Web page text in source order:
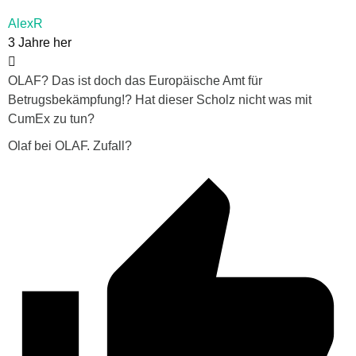
AlexR
3 Jahre her
OLAF? Das ist doch das Europäische Amt für
Betrugsbekämpfung!? Hat dieser Scholz nicht was mit
CumEx zu tun?
Olaf bei OLAF. Zufall?